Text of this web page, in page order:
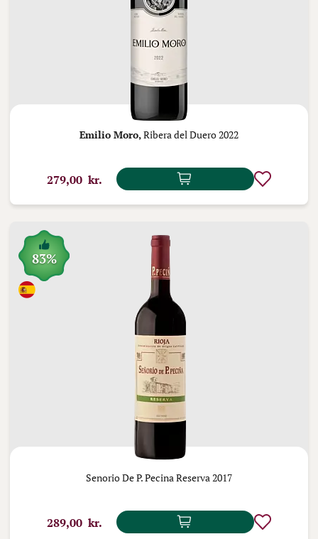
Emilio Moro,Ribera del Duero 2022
279,00 kr.
83%
Senorio De P. Pecina Reserva 2017
289,00 kr.